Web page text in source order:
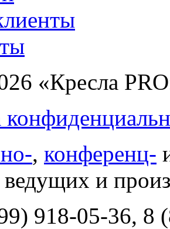
«Кресла
, конференц-
ведущих и
918-05-36, 8